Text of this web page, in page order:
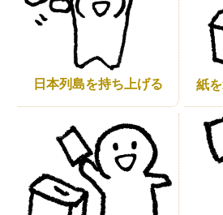
日本列島を持ち上げる 紙